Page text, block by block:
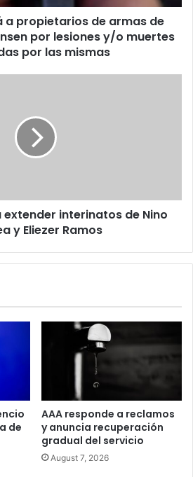
a propietarios de armas de
por lesiones y/o muertes
por las mismas
interinatos de Nino
y Eliezer Ramos
de
AAA responde a reclamos
y anuncia recuperación
gradual del servicio
August 7, 2026